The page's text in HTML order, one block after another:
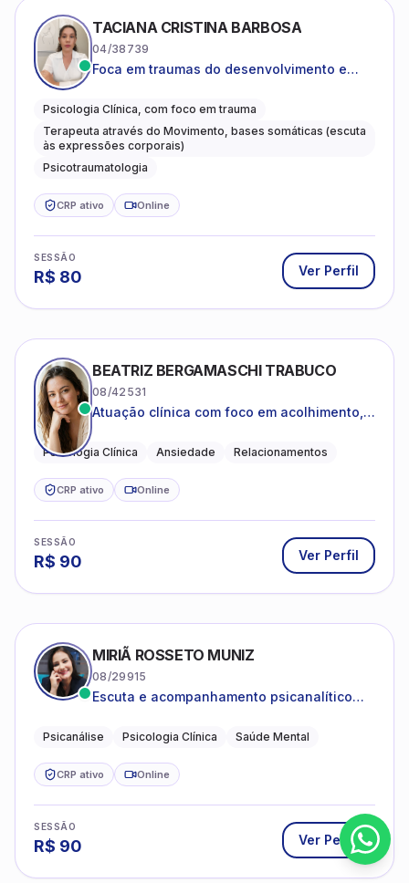
TACIANA CRISTINA BARBOSA
04/38739
Foca em traumas do desenvolvimento e
Psicologia Clínica, com foco em trauma
Terapeuta através do Movimento, bases somáticas (escuta
às expressões corporais)
Psicotraumatologia
CRP ativo Online
SESSÃO
R$ 80 Ver Perfil
BEATRIZ BERGAMASCHI TRABUCO
08/42531
Atuação clínica com foco em acolhimento,
Psicologia Clínica Ansiedade Relacionamentos
CRP ativo Online
SESSÃO
R$ 90 Ver Perfil
MIRIÃ ROSSETO MUNIZ
08/29915
Escuta e acompanhamento psicanalítico
Psicanálise Psicologia Clínica Saúde Mental
CRP ativo Online
SESSÃO
R$ 90 Ver Perfil